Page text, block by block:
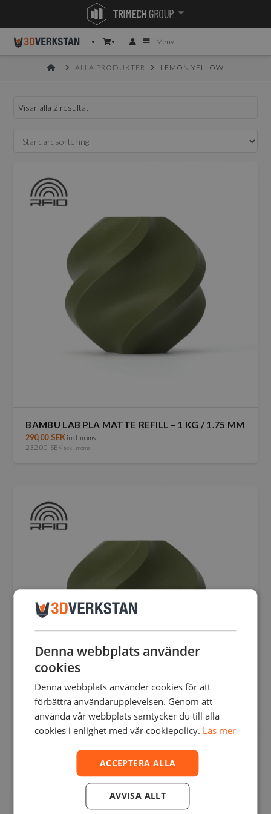
Meny
HOMEALLA PRODUKTER LEMON YELLOW
Visar alla 2 resultat
BAMBU LAB PLA MATTE REFILL – 1 KG / 1.75 MM
290,00 SEK inkl. moms
232,00 SEK exkl. moms
flera
varianter.
De
produktsidan
BAMBU LAB PLA MATTE WITH SPOOL – 1 KG /
inkl. moms
exkl. moms
Denna webbplats använder
cookies
Denna webbplats använder cookies för att
förbättra användarupplevelsen. Genom att
använda vår webbplats samtycker du till alla
cookies i enlighet med vår cookiepolicy. Läs mer
ACCEPTERA ALLA
AVVISA ALLT